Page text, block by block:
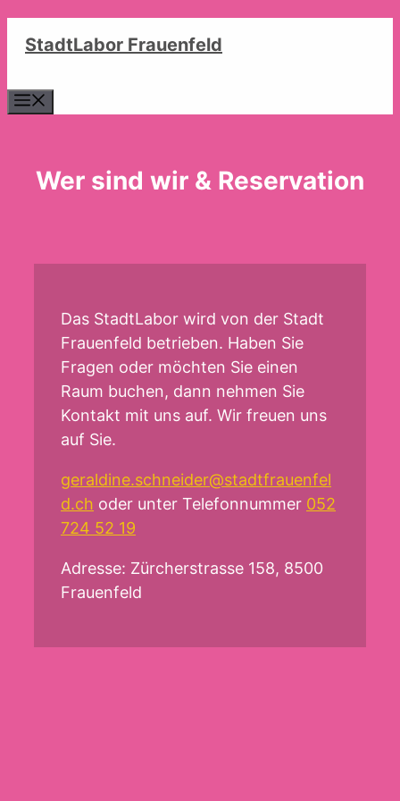
Inhalt
StadtLabor Frauenfeld
Wer sind wir & Reservation
Das StadtLabor wird von der Stadt
Frauenfeld betrieben. Haben Sie
Fragen oder möchten Sie einen
Raum buchen, dann nehmen Sie
Kontakt mit uns auf. Wir freuen uns
auf Sie.
geraldine.schneider@stadtfrauenfel
d.ch oder unter Telefonnummer 052
724 52 19
Adresse: Zürcherstrasse 158, 8500
Frauenfeld